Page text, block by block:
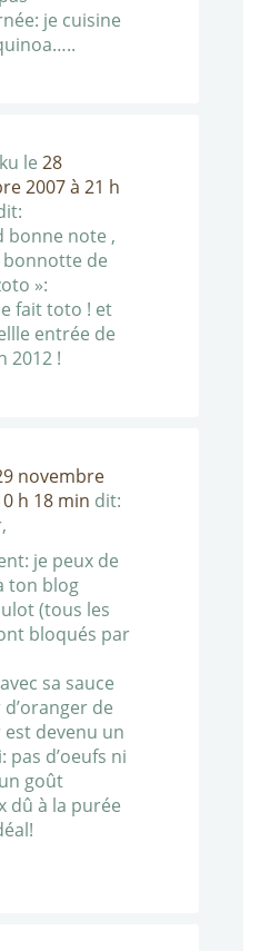
je cuisine
le 28
2007 à 21 h
bonne note ,
de
»:
fait toto ! et
entrée de
2012 !
novembre
h 18 min dit:
je peux de
ton blog
(tous les
bloqués par
sa sauce
de
devenu un
pas d’oeufs ni
goût
dû à la purée